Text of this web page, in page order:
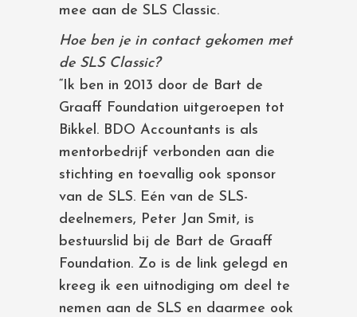
mee aan de SLS Classic.
Hoe ben je in contact gekomen met
de SLS Classic?
“Ik ben in 2013 door de Bart de
Graaff Foundation uitgeroepen tot
Bikkel. BDO Accountants is als
mentorbedrijf verbonden aan die
stichting en toevallig ook sponsor
van de SLS. Eén van de SLS-
deelnemers, Peter Jan Smit, is
bestuurslid bij de Bart de Graaff
Foundation. Zo is de link gelegd en
kreeg ik een uitnodiging om deel te
nemen aan de SLS en daarmee ook